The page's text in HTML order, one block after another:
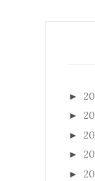
►
►
►
►
►